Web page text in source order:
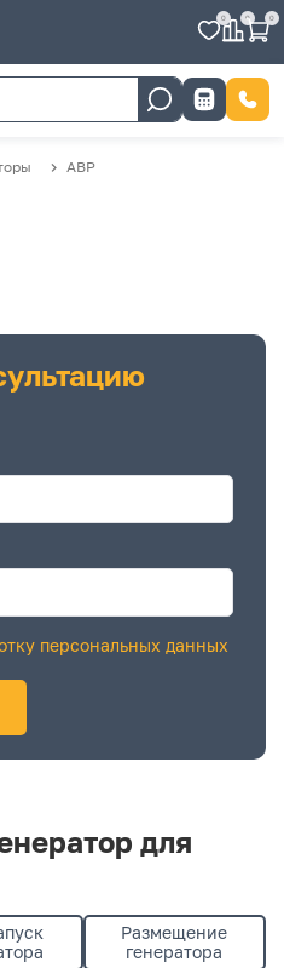
0 0 0
АВР
персональных данных
для
Размещение
генератора